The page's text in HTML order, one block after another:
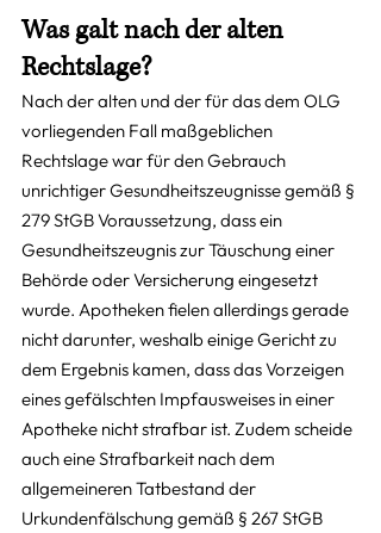
Was galt nach der alten
Rechtslage?
Nach der alten und der für das dem OLG
vorliegenden Fall maßgeblichen
Rechtslage war für den Gebrauch
unrichtiger Gesundheitszeugnisse gemäß §
279 StGB Voraussetzung, dass ein
Gesundheitszeugnis zur Täuschung einer
Behörde oder Versicherung eingesetzt
wurde. Apotheken fielen allerdings gerade
nicht darunter, weshalb einige Gericht zu
dem Ergebnis kamen, dass das Vorzeigen
eines gefälschten Impfausweises in einer
Apotheke nicht strafbar ist. Zudem scheide
auch eine Strafbarkeit nach dem
allgemeineren Tatbestand der
Urkundenfälschung gemäß § 267 StGB